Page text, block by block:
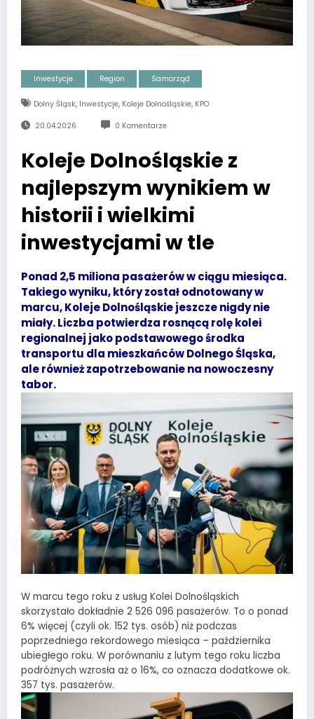
Inwestycje Region Samorząd
Dolny Śląsk, Inwestycje, Koleje Dolnośląskie, KPO
20.04.2026 0 Komentarze
Koleje Dolnośląskie z
najlepszym wynikiem w
historii i wielkimi
inwestycjami w tle
Ponad 2,5 miliona pasażerów w ciągu miesiąca.
Takiego wyniku, który został odnotowany w
marcu, Koleje Dolnośląskie jeszcze nigdy nie
miały. Liczba potwierdza rosnącą rolę kolei
regionalnej jako podstawowego środka
transportu dla mieszkańców Dolnego Śląska,
ale również zapotrzebowanie na nowoczesny
tabor.
W marcu tego roku z usług Kolei Dolnośląskich
skorzystało dokładnie 2 526 096 pasażerów. To o ponad
6% więcej (czyli ok. 152 tys. osób) niż podczas
poprzedniego rekordowego miesiąca – października
ubiegłego roku. W porównaniu z lutym tego roku liczba
podróżnych wzrosła aż o 16%, co oznacza dodatkowe ok.
357 tys. pasażerów.